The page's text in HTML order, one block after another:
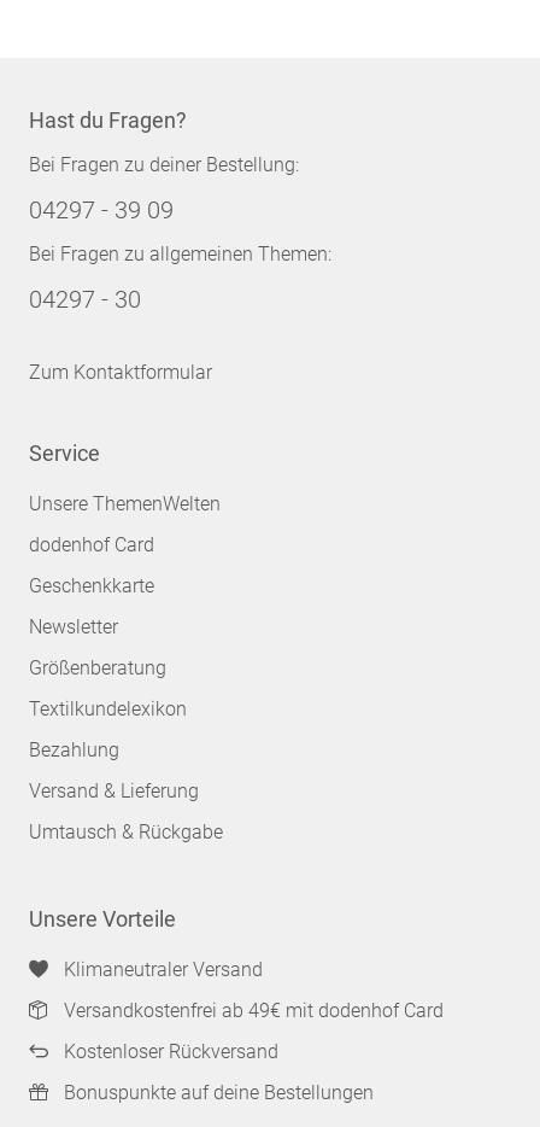
Hast du Fragen?
Bei Fragen zu deiner Bestellung:
04297 - 39 09
Bei Fragen zu allgemeinen Themen:
04297 - 30
Zum Kontaktformular
Service
Unsere ThemenWelten
dodenhof Card
Geschenkkarte
Newsletter
Größenberatung
Textilkundelexikon
Bezahlung
Versand & Lieferung
Umtausch & Rückgabe
Unsere Vorteile
Klimaneutraler Versand
Versandkostenfrei ab 49€ mit dodenhof Card
Kostenloser Rückversand
Bonuspunkte auf deine Bestellungen